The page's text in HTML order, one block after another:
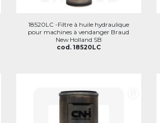
18520LC -Filtre à huile hydraulique
pour machines à vendanger Braud
New Holland SB
cod. 18520LC